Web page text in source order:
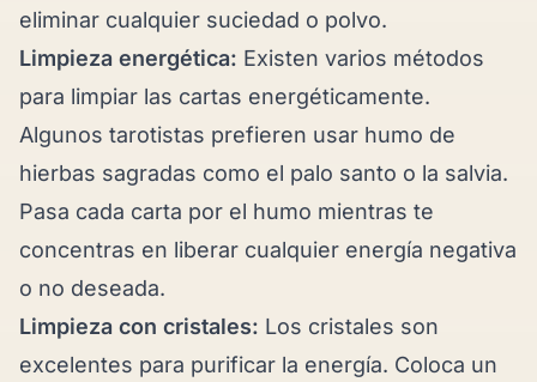
eliminar cualquier suciedad o polvo.
Limpieza energética: Existen varios métodos
para limpiar las cartas energéticamente.
Algunos tarotistas prefieren usar humo de
hierbas sagradas como el palo santo o la salvia.
Pasa cada carta por el humo mientras te
concentras en liberar cualquier energía negativa
o no deseada.
Limpieza con cristales: Los cristales son
excelentes para purificar la energía. Coloca un